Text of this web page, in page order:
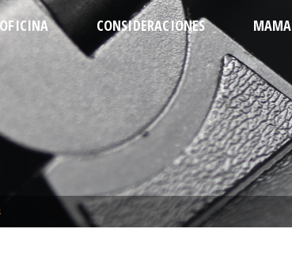
OFICINA CONSIDERACIONES
PREPARATIVOS
RECUPERACIÓN
CUÁNDO LLAMAR
PREGUNTAS